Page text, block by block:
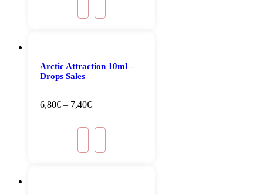
Arctic Attraction 10ml –
Drops Sales
6,80€ – 7,40€